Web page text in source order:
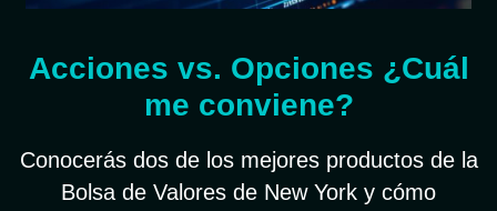
Acciones vs. Opciones ¿Cuál
me conviene?
Conocerás dos de los mejores productos de la
Bolsa de Valores de New York y cómo